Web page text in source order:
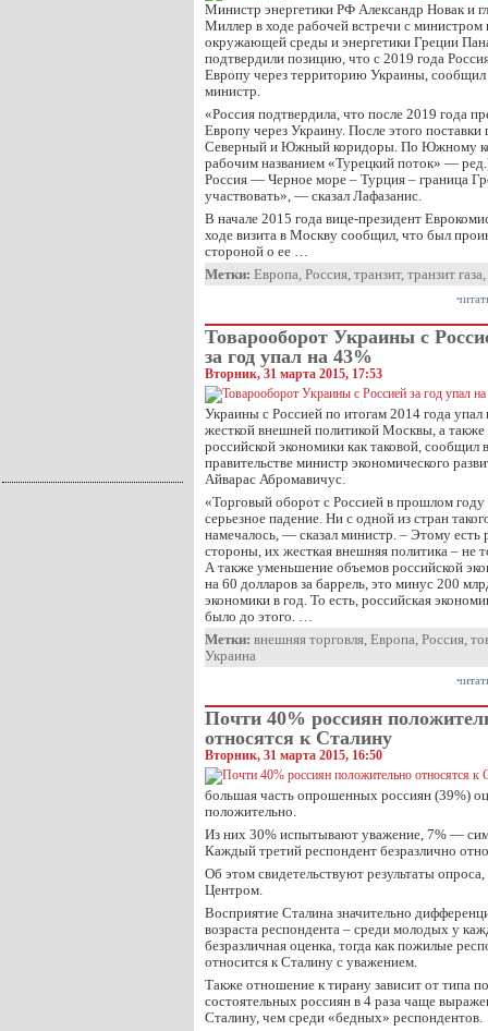
Министр энергетики РФ Александр Новак и
Миллер в ходе рабочей встречи с
окружающей среды и энергетики Греции
подтвердили позицию, что с 2019 года
Европу через территорию Украины, сообщил
министр.
«Россия подтвердила, что после 2019 года
Европу через Украину. После этого поставки
Северный и Южный коридоры. По Южному
рабочим названием «Турецкий поток» —
Россия — Черное море – Турция – граница
участвовать», — сказал Лафазанис.
В начале 2015 года вице-президент
ходе визита в Москву сообщил, что был
стороной о ее …
Метки: Европа, Россия, транзит, транзит газа,
Товарооборот Украины с
за год упал на 43%
Вторник, 31 марта 2015, 17:53
Украины с Россией по итогам 2014 года упал
жесткой внешней политикой Москвы, а
российской экономики как таковой, сообщил
правительстве министр экономического
Айварас Абромавичус.
«Торговый оборот с Россией в прошлом
серьезное падение. Ни с одной из стран
намечалось, — сказал министр. – Этому есть
стороны, их жесткая внешняя политика – не
А также уменьшение объемов российской
на 60 долларов за баррель, это минус 200
экономики в год. То есть, российская
было до этого. …
Метки: внешняя торговля, Европа, Россия,
Украина
Почти 40% россиян
относятся к Сталину
Вторник, 31 марта 2015, 16:50
большая часть опрошенных россиян (39%)
положительно.
Из них 30% испытывают уважение, 7% —
Каждый третий респондент безразлично
Об этом свидетельствуют результаты
Центром.
Восприятие Сталина значительно
возраста респондента – среди молодых у
безразличная оценка, тогда как пожилые
относится к Сталину с уважением.
Также отношение к тирану зависит от типа
состоятельных россиян в 4 раза чаще
Сталину, чем среди «бедных» респондентов.